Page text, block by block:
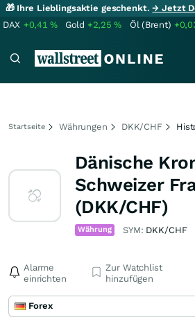
🎁 Ihre Lieblingsaktie geschenkt.→ Jetzt
DAX +0,41% Gold +2,25% Öl (Brent)
Startseite Währungen DKK/CHF
Dänische
Schweizer
(DKK/CHF)
Währung SYM: DKK/CHF
Alarme
einrichten
Zur Watchlist
hinzufügen
Forex